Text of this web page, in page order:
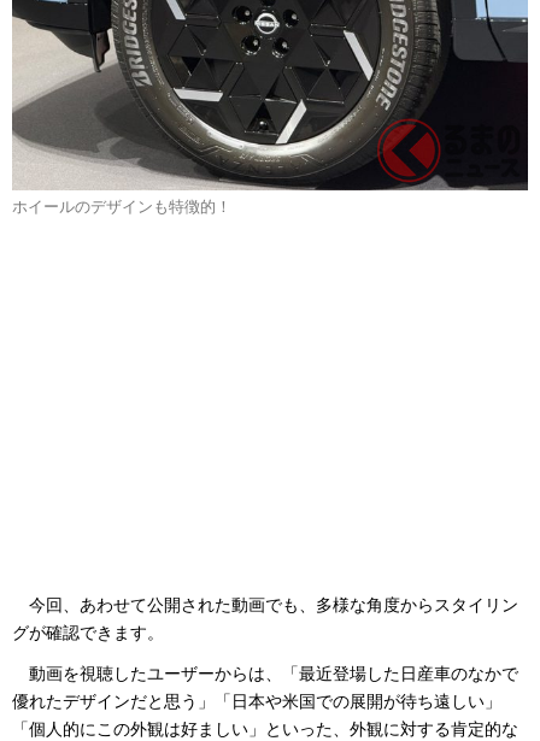
ホイールのデザインも特徴的！
今回、あわせて公開された動画でも、多様な角度からスタイリン
グが確認できます。
動画を視聴したユーザーからは、「最近登場した日産車のなかで
優れたデザインだと思う」「日本や米国での展開が待ち遠しい」
「個人的にこの外観は好ましい」といった、外観に対する肯定的な